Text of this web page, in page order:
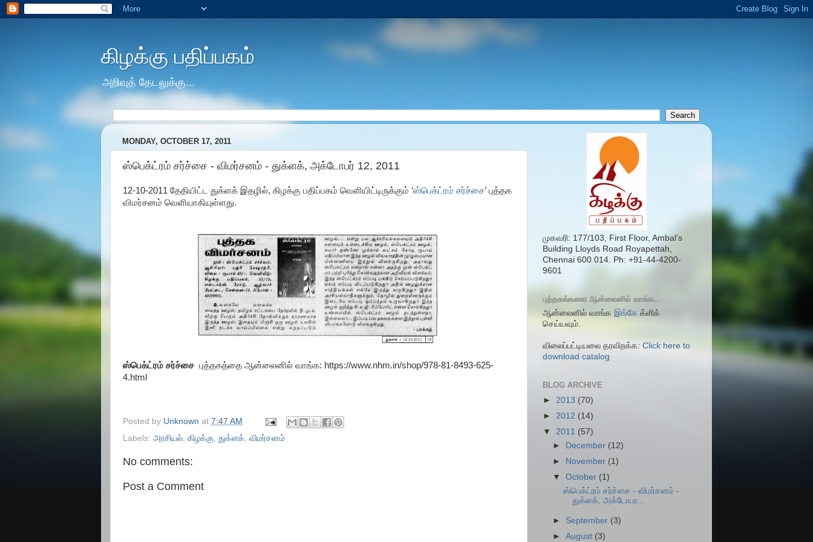
கிழக்கு பதிப்பகம்
அறிவுத் தேடலுக்கு...
MONDAY, OCTOBER 17, 2011
ஸ்பெக்ட்ரம் சர்ச்சை - விமர்சனம் - துக்ளக், அக்டோபர் 12, 2011
12-10-2011 தேதியிட்ட துக்ளக் இதழில், கிழக்கு பதிப்பகம் வெளியிட்டிருக்கும் ‘ஸ்பெக்ட்ரம் சர்ச்சை’ புத்தக
விமர்சனம் வெளியாகியுள்ளது.
ஸ்பெக்ட்ரம் சர்ச்சைபுத்தகத்தை ஆன்லைனில் வாங்க: https://www.nhm.in/shop/978-81-8493-625-
4.html
Posted by Unknown at 7:47 AM
Labels: அரசியல் கிழக்கு துக்ளக் விமர்சனம்
No comments:
Post a Comment
முகவரி: 177/103, First Floor, Ambal’s
Building Lloyds Road Royapettah,
Chennai 600 014. Ph: +91-44-4200-
9601
புத்தகங்களை ஆன்லைனில் வாங்க...
ஆன்லைனில் வாங்க இங்கே க்ளிக்
செய்யவும்.
விலைப்பட்டியலை தரவிறக்க: Click here to
download catalog
BLOG ARCHIVE
► 2013 (70)
► 2012 (14)
▼ 2011 (57)
►
December (12)
►
November (1)
▼October (1)
ஸ்பெக்ட்ரம் சர்ச்சை - விமர்சனம் -
துக்ளக், அக்டோபர...
► September (3)
►August (3)